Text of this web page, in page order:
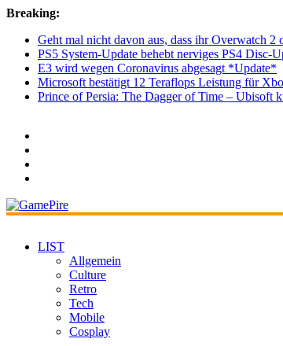
Breaking:
Geht mal nicht davon aus, dass ihr Overwatch
PS5 System-Update behebt nerviges PS4 Disc-
E3 wird wegen Coronavirus abgesagt *Update*
Microsoft bestätigt 12 Teraflops Leistung für
Prince of Persia: The Dagger of Time – Ubisoft
LIST
Allgemein
Culture
Retro
Tech
Mobile
Cosplay